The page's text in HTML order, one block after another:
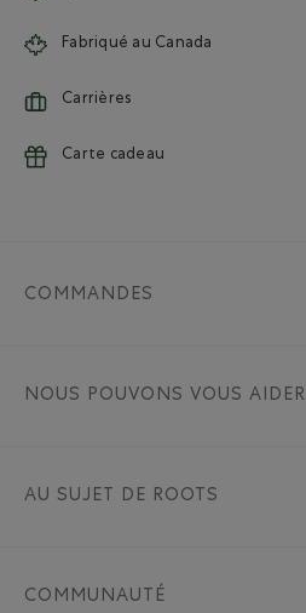
Fabriqué au Canada
Carrières
Carte cadeau
COMMANDES
NOUS POUVONS VOUS AIDER
AU SUJET DE ROOTS
COMMUNAUTÉ